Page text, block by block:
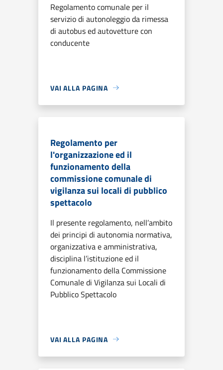
Regolamento comunale per il
servizio di autonoleggio da rimessa
di autobus ed autovetture con
conducente
VAI ALLA PAGINA
Regolamento per
l'organizzazione ed il
funzionamento della
commissione comunale di
vigilanza sui locali di pubblico
spettacolo
Il presente regolamento, nell’ambito
dei principi di autonomia normativa,
organizzativa e amministrativa,
disciplina l’istituzione ed il
funzionamento della Commissione
Comunale di Vigilanza sui Locali di
Pubblico Spettacolo
VAI ALLA PAGINA